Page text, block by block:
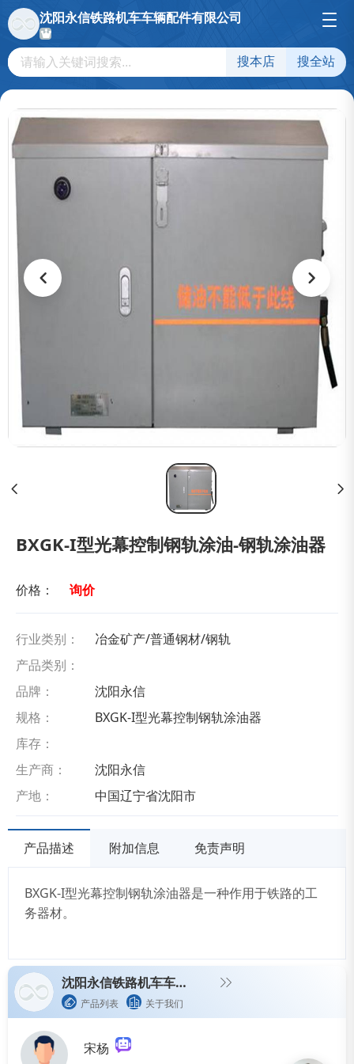
沈阳永信铁路机车车辆配件有限公司
搜本店 搜全站
BXGK-Ι型光幕控制钢轨涂油-钢轨涂油器
价格： 询价
行业类别：
冶金矿产/普通钢材/钢轨
产品类别：
品牌：
沈阳永信
规格：
BXGK-Ι型光幕控制钢轨涂油器
库存：
生产商：
沈阳永信
产地：
中国辽宁省沈阳市
产品描述 附加信息 免责声明
BXGK-Ι型光幕控制钢轨涂油器是一种作用于铁路的工
务器材。
沈阳永信铁路机车车辆配件有限公司
产品列表 关于我们
宋杨